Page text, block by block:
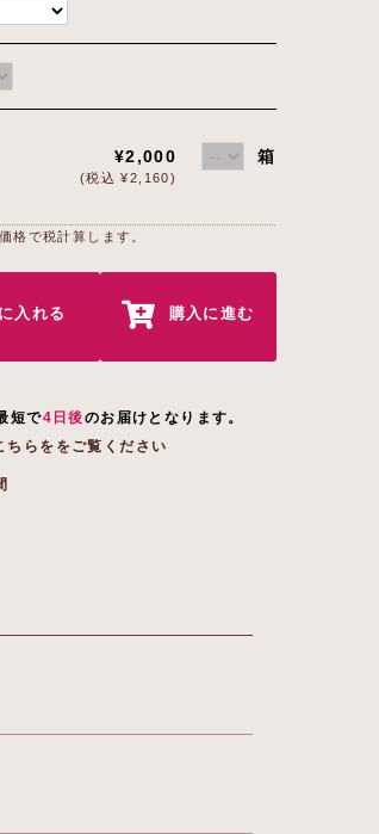
¥2,000
(税込 ¥2,160)
箱
格で税計算します。
入れる 購入に進む
短で4日後のお届けとなります。